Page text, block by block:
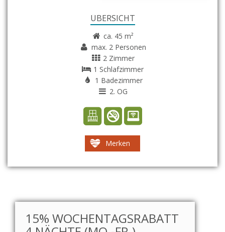
ÜBERSICHT
ca. 45 m²
max. 2 Personen
2 Zimmer
1 Schlafzimmer
1 Badezimmer
2. OG
Merken
15% WOCHENTAGSRABATT